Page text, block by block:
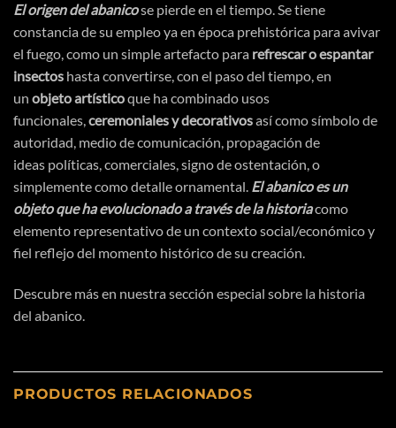
El origen del abanicose pierde en el tiempo. Se tiene
constancia de su empleo ya en época prehistórica para avivar
el fuego, como un simple artefacto para refrescar o espantar
insectos hasta convertirse, con el paso del tiempo, en
un objetoartísticoque ha combinado usos
funcionales,ceremoniales y decorativosasí comosímbolode
autoridad, medio decomunicación, propagación de
ideas políticas, comerciales, signo deostentación, o
simplemente como detalle ornamental. El abanico es un
objeto que ha evolucionado atravésde la historiacomo
elemento representativo de un contexto social/económicoy
fiel reflejo del momento históricode su creación.
Descubre más en nuestra sección especial sobre la historia
del abanico.
PRODUCTOS RELACIONADOS